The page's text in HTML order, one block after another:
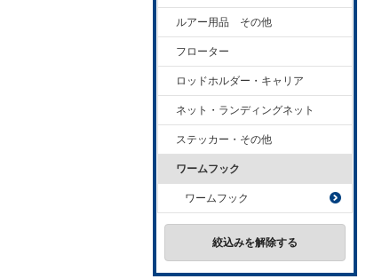
ルアー用品 その他
フローター
ロッドホルダー・キャリア
ネット・ランディングネット
ステッカー・その他
ワームフック
ワームフック
絞込みを解除する